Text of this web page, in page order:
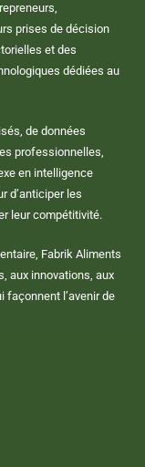
prises de décision
et des
dédiées au
de données
professionnelles,
en intelligence
d’anticiper les
leur compétitivité.
Fabrik Aliments
aux innovations, aux
façonnent l’avenir de